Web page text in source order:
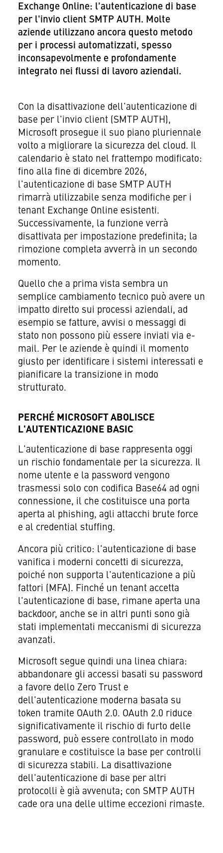
Exchange Online: l'autenticazione di base
per l'invio client SMTP AUTH. Molte
aziende utilizzano ancora questo metodo
per i processi automatizzati, spesso
inconsapevolmente e profondamente
integrato nei flussi di lavoro aziendali.
Con la disattivazione dell'autenticazione di
base per l'invio client (SMTP AUTH),
Microsoft prosegue il suo piano pluriennale
volto a migliorare la sicurezza del cloud. Il
calendario è stato nel frattempo modificato:
fino alla fine di dicembre 2026,
l'autenticazione di base SMTP AUTH
rimarrà utilizzabile senza modifiche per i
tenant Exchange Online esistenti.
Successivamente, la funzione verrà
disattivata per impostazione predefinita; la
rimozione completa avverrà in un secondo
momento.
Quello che a prima vista sembra un
semplice cambiamento tecnico può avere un
impatto diretto sui processi aziendali, ad
esempio se fatture, avvisi o messaggi di
stato non possono più essere inviati via e-
mail. Per le aziende è quindi il momento
giusto per identificare i sistemi interessati e
pianificare la transizione in modo
strutturato.
PERCHÉ MICROSOFT ABOLISCE
L'AUTENTICAZIONE BASIC
L'autenticazione di base rappresenta oggi
un rischio fondamentale per la sicurezza. Il
nome utente e la password vengono
trasmessi solo con codifica Base64 ad ogni
connessione, il che costituisce una porta
aperta al phishing, agli attacchi brute force
e al credential stuffing.
Ancora più critico: l'autenticazione di base
vanifica i moderni concetti di sicurezza,
poiché non supporta l'autenticazione a più
fattori (MFA). Finché un tenant accetta
l'autenticazione di base, rimane aperta una
backdoor, anche se in altri punti sono già
stati implementati meccanismi di sicurezza
avanzati.
Microsoft segue quindi una linea chiara:
abbandonare gli accessi basati su password
a favore dello Zero Trust e
dell'autenticazione moderna basata su
token tramite OAuth 2.0. OAuth 2.0 riduce
significativamente il rischio di furto delle
password, può essere controllato in modo
granulare e costituisce la base per controlli
di sicurezza stabili. La disattivazione
dell'autenticazione di base per altri
protocolli è già avvenuta; con SMTP AUTH
cade ora una delle ultime eccezioni rimaste.